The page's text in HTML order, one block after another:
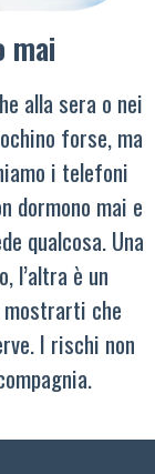
mai
alla sera o nei
forse, ma
i telefoni
dormono mai e
qualcosa. Una
l’altra è un
che
I rischi non